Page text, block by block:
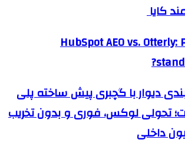
کایا
HubSpot AEO vs.
دیوار با گچبری پیش ساخته پلی
تحولی لوکس، فوری و بدون تخریب
داخلی